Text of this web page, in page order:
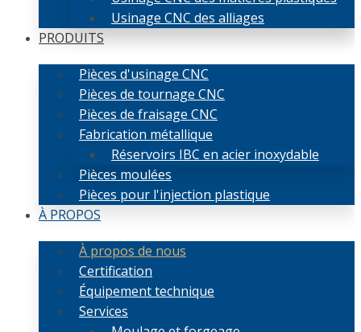
Usinage CNC des alliages
PRODUITS
Pièces d'usinage CNC
Pièces de tournage CNC
Pièces de fraisage CNC
Fabrication métallique
Réservoirs IBC en acier inoxydable
Pièces moulées
Pièces pour l'injection plastique
À PROPOS
À propos de nous
Certification
Équipement technique
Services